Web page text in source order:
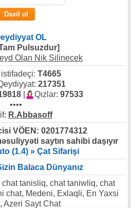
OL
Pulsuzdur]
Olan Nik Silinecek
T4665
217351
| Qızlar: 97533
••••
R.Abbasoff
VÖEN: 0201774312
saytın sahibi daşıyır
(1.4) » Çat Sifarişi
Balaca Dünyanız
tanisliq, chat taniwliq, chat
chat, Medeni, Exlaqli, En Yaxsi
Azeri Sayt Chat